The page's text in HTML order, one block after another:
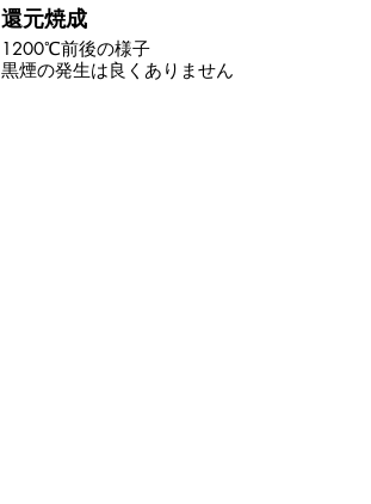
還元焼成
1200℃前後の様子
黒煙の発生は良くありません